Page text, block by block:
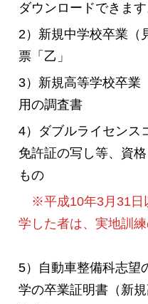
ダウンロードできます
2）新規中学校卒業（
票「乙」
3）新規高等学校卒業
用の調査書
4）ダブルライセンス
免許証の写し等、資
もの
※平成10年3月31日
学した者は、実地訓
5）自動車整備科志望
学の卒業証明書（新